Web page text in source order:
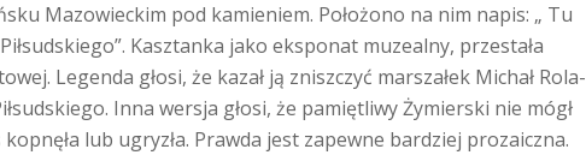
Mazowieckim pod kamieniem. Położono na nim napis: „ Tu
Kasztanka jako eksponat muzealny, przestała
Legenda głosi, że kazał ją zniszczyć marszałek Michał Rola-
Inna wersja głosi, że pamiętliwy Żymierski nie mógł
lub ugryzła. Prawda jest zapewne bardziej prozaiczna.